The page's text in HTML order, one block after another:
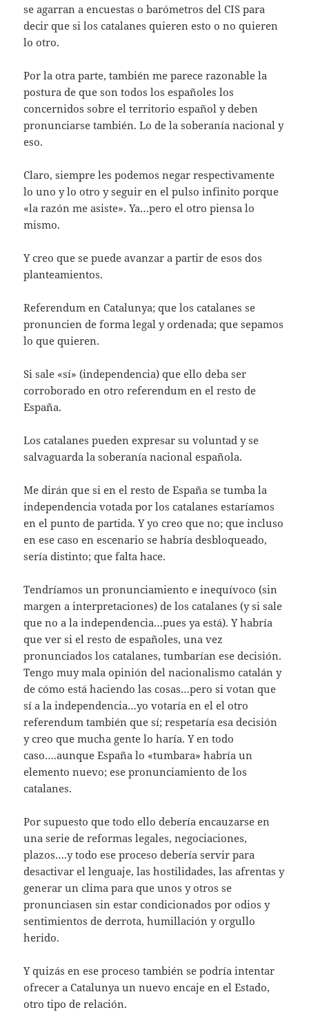
se agarran a encuestas o barómetros del CIS para
decir que si los catalanes quieren esto o no quieren
lo otro.
Por la otra parte, también me parece razonable la
postura de que son todos los españoles los
concernidos sobre el territorio español y deben
pronunciarse también. Lo de la soberanía nacional y
eso.
Claro, siempre les podemos negar respectivamente
lo uno y lo otro y seguir en el pulso infinito porque
«la razón me asiste». Ya…pero el otro piensa lo
mismo.
Y creo que se puede avanzar a partir de esos dos
planteamientos.
Referendum en Catalunya; que los catalanes se
pronuncien de forma legal y ordenada; que sepamos
lo que quieren.
Si sale «sí» (independencia) que ello deba ser
corroborado en otro referendum en el resto de
España.
Los catalanes pueden expresar su voluntad y se
salvaguarda la soberanía nacional española.
Me dirán que si en el resto de España se tumba la
independencia votada por los catalanes estaríamos
en el punto de partida. Y yo creo que no; que incluso
en ese caso en escenario se habría desbloqueado,
sería distinto; que falta hace.
Tendríamos un pronunciamiento e inequívoco (sin
margen a interpretaciones) de los catalanes (y si sale
que no a la independencia…pues ya está). Y habría
que ver si el resto de españoles, una vez
pronunciados los catalanes, tumbarían ese decisión.
Tengo muy mala opinión del nacionalismo catalán y
de cómo está haciendo las cosas…pero si votan que
sí a la independencia…yo votaría en el el otro
referendum también que sí; respetaría esa decisión
y creo que mucha gente lo haría. Y en todo
caso….aunque España lo «tumbara» habría un
elemento nuevo; ese pronunciamiento de los
catalanes.
Por supuesto que todo ello debería encauzarse en
una serie de reformas legales, negociaciones,
plazos….y todo ese proceso debería servir para
desactivar el lenguaje, las hostilidades, las afrentas y
generar un clima para que unos y otros se
pronunciasen sin estar condicionados por odios y
sentimientos de derrota, humillación y orgullo
herido.
Y quizás en ese proceso también se podría intentar
ofrecer a Catalunya un nuevo encaje en el Estado,
otro tipo de relación.